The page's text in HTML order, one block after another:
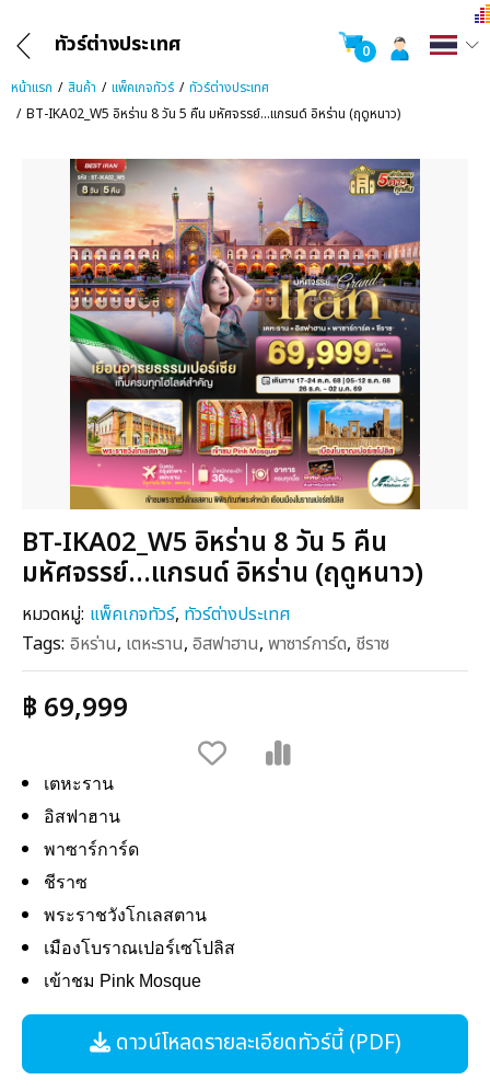
ทัวร์ต่างประเทศ
0
หน้าแรก
สินค้า แพ็คเกจทัวร์
ทัวร์ต่างประเทศ
BT-IKA02_W5 อิหร่าน 8 วัน 5 คืน มหัศจรรย์...แกรนด์ อิหร่าน (ฤดูหนาว)
BT-IKA02_W5 อิหร่าน 8 วัน 5 คืน
มหัศจรรย์...แกรนด์ อิหร่าน (ฤดูหนาว)
หมวดหมู่: แพ็คเกจทัวร์, ทัวร์ต่างประเทศ
Tags: อิหร่าน, เตหะราน, อิสฟาฮาน, พาซาร์การ์ด, ชีราซ
฿ 69,999
เตหะราน
อิสฟาฮาน
พาซาร์การ์ด
ชีราซ
พระราชวังโกเลสตาน
เมืองโบราณเปอร์เซโปลิส
เข้าชม Pink Mosque
ดาวน์โหลดรายละเอียดทัวร์นี้ (PDF)